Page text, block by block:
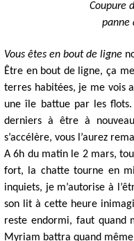
Coupure
panne
Vous êtes en bout de ligne
Être en bout de ligne, ça
terres habitées, je me vois
une île battue par les
derniers à être à
s’accélère, vous l’aurez
A 6h du matin le 2 mars,
fort, la chatte tourne en
inquiets, je m’autorise à
son lit à cette heure
reste endormi, faut quand
Myriam battra quand